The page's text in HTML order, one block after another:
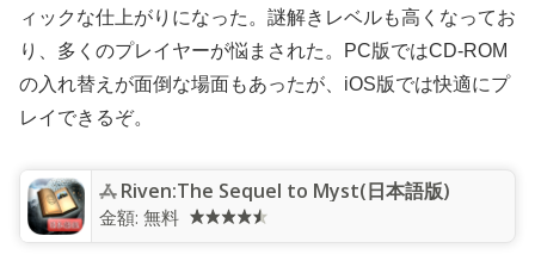
ィックな仕上がりになった。謎解きレベルも高くなってお
り、多くのプレイヤーが悩まされた。PC版ではCD-ROM
の入れ替えが面倒な場面もあったが、iOS版では快適にプ
レイできるぞ。
Riven:The Sequel to Myst(日本語版)
金額: 無料